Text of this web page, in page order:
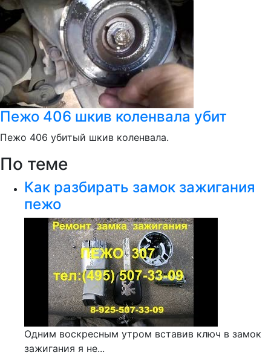
Пежо 406 шкив коленвала убит
Пежо 406 убитый шкив коленвала.
По теме
Как разбирать замок зажигания
пежо
Одним воскресным утром вставив ключ в замок
зажигания я не...